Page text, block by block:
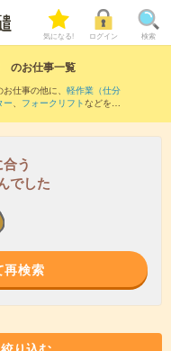
気になる! ログイン 検索
のお仕事一覧
仕事の他に、 軽作業（仕分
ー、 フォークリフトなどを取
う
でした
再検索